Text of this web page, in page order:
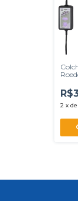
2 x de